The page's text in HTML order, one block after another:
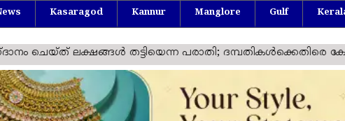
Kasaragod Kannur Manglore Gulf